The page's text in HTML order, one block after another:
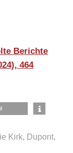
Berichte
464
Kirk, Dupont,